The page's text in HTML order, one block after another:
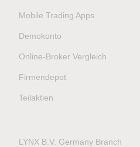
Mobile Trading Apps
Demokonto
Online-Broker Vergleich
Firmendepot
Teilaktien
LYNX B.V. Germany Branch